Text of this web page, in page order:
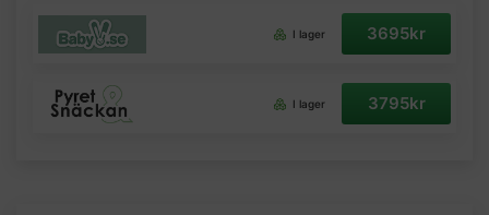
I lager 3695kr
I lager 3795kr